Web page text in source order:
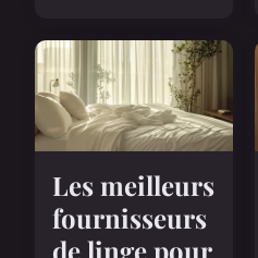
Les meilleurs
fournisseurs
de linge pour